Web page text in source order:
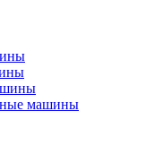
машины